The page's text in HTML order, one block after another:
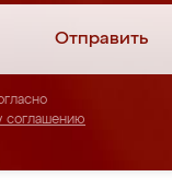
Отправить
соглашению